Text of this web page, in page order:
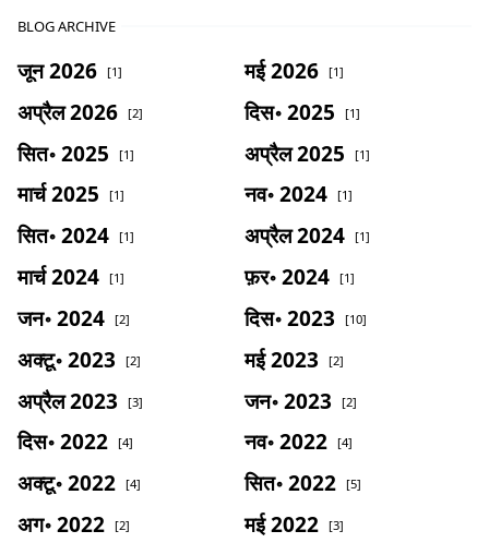
BLOG ARCHIVE
जून 2026 [1] मई 2026 [1]
अप्रैल 2026 [2] दिस॰ 2025 [1]
सित॰ 2025 [1] अप्रैल 2025 [1]
मार्च 2025 [1] नव॰ 2024 [1]
सित॰ 2024 [1] अप्रैल 2024 [1]
मार्च 2024 [1] फ़र॰ 2024 [1]
जन॰ 2024 [2] दिस॰ 2023 [10]
अक्टू॰ 2023 [2] मई 2023 [2]
अप्रैल 2023 [3] जन॰ 2023 [2]
दिस॰ 2022 [4] नव॰ 2022 [4]
अक्टू॰ 2022 [4] सित॰ 2022 [5]
अग॰ 2022 [2] मई 2022 [3]